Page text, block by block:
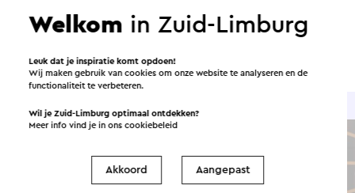
Eten en drinken Attracties
Welkom in Zuid-Limburg
Leuk dat je inspiratie komt opdoen!
Wij maken gebruik van cookies om onze website te analyseren en de
functionaliteit te verbeteren.
Wil je Zuid-Limburg optimaal ontdekken?
Meer info vind je in onscookiebeleid
Akkoord Aangepast